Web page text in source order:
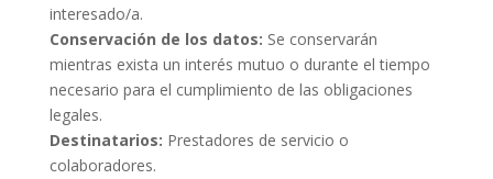
interesado/a.
Conservación de los datos: Se conservarán
mientras exista un interés mutuo o durante el tiempo
necesario para el cumplimiento de las obligaciones
legales.
Destinatarios: Prestadores de servicio o
colaboradores.